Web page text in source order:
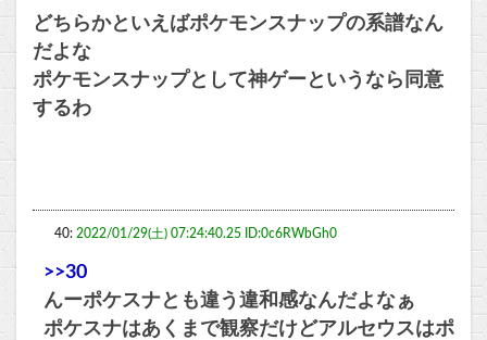
どちらかといえばポケモンスナップの系譜なん
だよな
ポケモンスナップとして神ゲーというなら同意
するわ
40: 2022/01/29(土) 07:24:40.25 ID:0c6RWbGh0
>>30
んーポケスナとも違う違和感なんだよなぁ
ポケスナはあくまで観察だけどアルセウスはポ